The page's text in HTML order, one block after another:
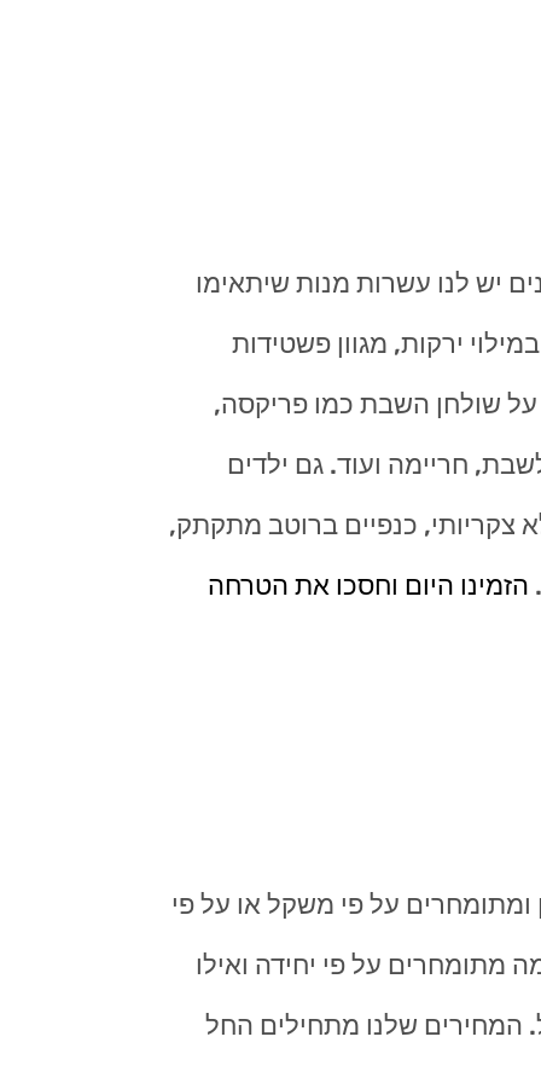
יש לנו עשרות מנות שיתאימו
ירקות, מגוון פשטידות
על שולחן השבת כמו פריקסה,
חריימה ועוד. גם ילדים
צקריותי, כנפיים ברוטב מתקתק,
הזמינו היום וחסכו את הטרחה
ומתומחרים על פי משקל או על פי
מתומחרים על פי יחידה ואילו
המחירים שלנו מתחילים החל